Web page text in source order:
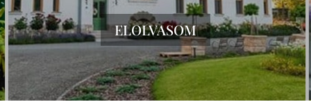
ELOLVASOM